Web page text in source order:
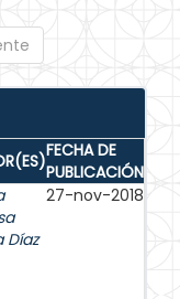
FECHA DE
PUBLICACIÓN
Díaz
27-nov-2018